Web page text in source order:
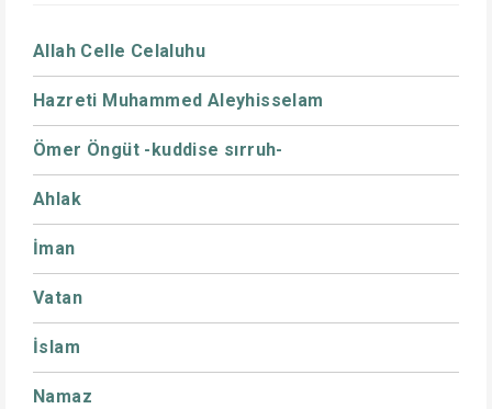
Allah Celle Celaluhu
Hazreti Muhammed Aleyhisselam
Ömer Öngüt -kuddise sırruh-
Ahlak
İman
Vatan
İslam
Namaz